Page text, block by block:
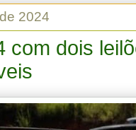
2024
com dois